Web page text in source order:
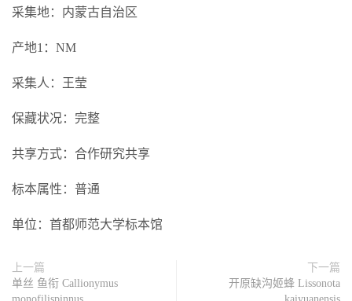
采集地：内蒙古自治区
产地1：NM
采集人：王莹
保藏状况：完整
共享方式：合作研究共享
标本属性：普通
单位：首都师范大学标本馆
上一篇
单丝 鱼衔 Callionymus
下一篇
开原缺沟姬蜂 Lissonota